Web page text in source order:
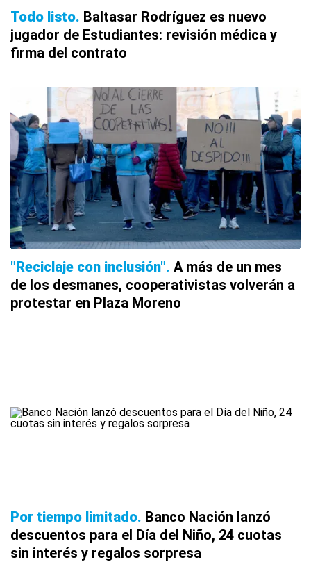
Todo listo Baltasar Rodríguez es nuevo
jugador de Estudiantes: revisión médica y
firma del contrato
"Reciclaje con inclusión" A más de un mes
de los desmanes, cooperativistas volverán a
protestar en Plaza Moreno
Por tiempo limitado Banco Nación lanzó
descuentos para el Día del Niño, 24 cuotas
sin interés y regalos sorpresa